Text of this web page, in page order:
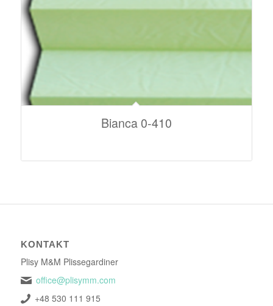
Bianca 0-410
KONTAKT
Plisy M&M Plissegardiner
office@plisymm.com
+48 530 111 915